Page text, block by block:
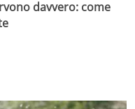
davvero: come